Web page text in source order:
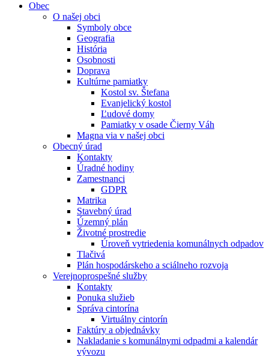
Obec
O našej obci
Symboly obce
Geografia
História
Osobnosti
Doprava
Kultúrne pamiatky
Kostol sv. Štefana
Evanjelický kostol
Ľudové domy
Pamiatky v osade Čierny Váh
Magna via v našej obci
Obecný úrad
Kontakty
Úradné hodiny
Zamestnanci
GDPR
Matrika
Stavebný úrad
Územný plán
Životné prostredie
Úroveň vytriedenia komunálnych odpadov
Tlačivá
Plán hospodárskeho a sciálneho rozvoja
Verejnoprospešné služby
Kontakty
Ponuka služieb
Správa cintorína
Virtuálny cintorín
Faktúry a objednávky
Nakladanie s komunálnymi odpadmi a kalendár
vývozu